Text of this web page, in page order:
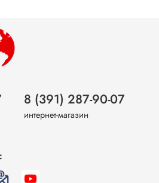
8 (391) 287-90-07
интернет-магазин